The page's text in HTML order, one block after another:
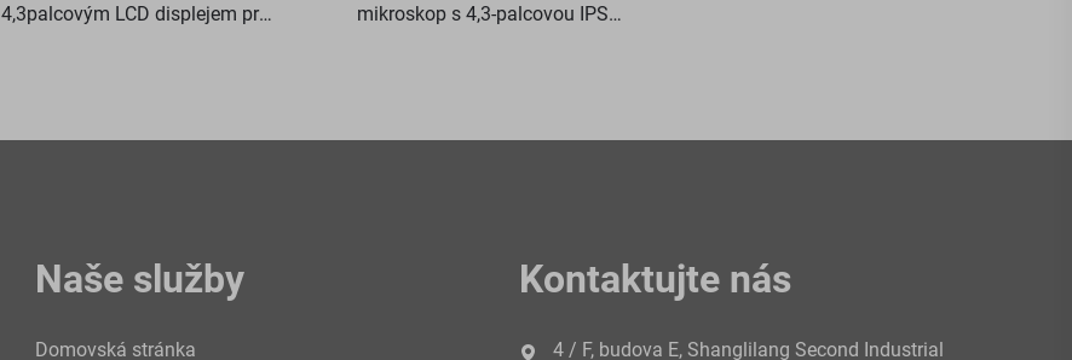
4,3palcovým LCD displejem pro
mikroskop s 4,3-palcovou IPS
Naše služby
Domovská stránka
Kontaktujte nás
4 / F, budova E, Shanglilang Second Industrial